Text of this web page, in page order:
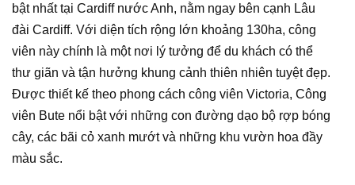
bật nhất tại Cardiff nước Anh, nằm ngay bên cạnh Lâu
đài Cardiff. Với diện tích rộng lớn khoảng 130ha, công
viên này chính là một nơi lý tưởng để du khách có thể
thư giãn và tận hưởng khung cảnh thiên nhiên tuyệt đẹp.
Được thiết kế theo phong cách công viên Victoria, Công
viên Bute nổi bật với những con đường dạo bộ rợp bóng
cây, các bãi cỏ xanh mướt và những khu vườn hoa đầy
màu sắc.